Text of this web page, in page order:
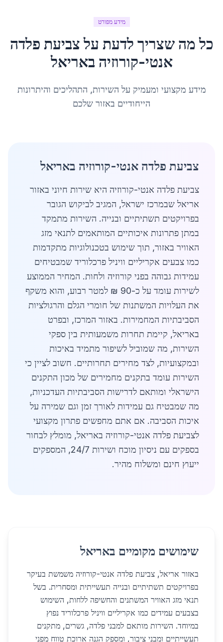
מידע מפורט
כל מה שצריך לדעת עלצביעת פלדה
אנטי-קורוזיה באריאל
מידע מקצועי ומעמיק על השירות, התהליכים והיתרונות
הייחודיים באזור שלכם
צביעת פלדה אנטי-קורוזיה באריאל
צביעת פלדה אנטי-קורוזיה היא שירות חיוני באזור
אריאל שבמרכז ישראל, המגיב לביקוש הגובר
בפרויקטים תשתיתיים ובנייה. השירות מתמקד
במתן פתרונות איכותיים המותאמים לתנאי מזג
האוויר באזור, תוך שימוש בטכנולוגיות מתקדמות
כמו צבעים אקריליים וויניל פרכלוריד שמבטיחים
עמידות גבוהה בפני קורוזיה ולחות. המחיר הממוצע
לשירות עומד על כ-90 ₪ למטר רבוע, והוא משקף
את העלויות המשתנות של חומרי הגלם והרגולציות
הסביבתיות המחמירות. באזור המרכז, ובפרט
באריאל, קיימת תחרות משמעותית בין ספקי
השירות, מה שמוביל לשיפור מתמיד באיכות
ובמקצועיות, לצד מחירים תחרותיים. חשוב לציין כי
השירות עומד בתקנים מחמירים של מכון התקנים
הישראלי ומותאם לדרישות הסביבתיות העדכניות,
מה שמבטיח גם עמידות לאורך זמן וגם שמירה על
איכות הסביבה. אם אתם מחפשים פתרון מקצועי
לצביעת פלדה אנטי-קורוזיה באריאל, מומלץ לבחור
בספקים עם ניסיון מוכח ושירות 24/7, המספקים
ייעוץ חינם ומשלוח מהיר.
שימושים מקומיים באריאל
באזור אריאל, צביעת פלדה אנטי-קורוזיה משמשת בעיקר
בפרויקטים תשתיתיים ובנייה תעשייתית ומסחרית. בשל
תנאי מזג האוויר המשתנים והחשיפה ללחות, השימוש
בצבעים עמידים כמו אקריליים וויניל פרכלוריד נפוץ
במיוחד. השירות מותאם למבני פלדה, גשרים, מתקנים
תעשייתיים ומבני ציבור, ומספק הגנה ארוכת טווח מפני